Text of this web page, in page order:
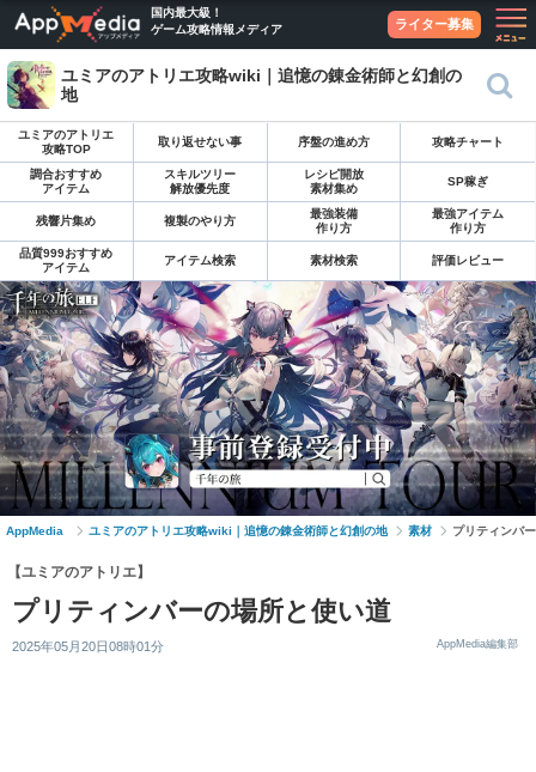
国内最大級！
ゲーム攻略情報メディア
ライター募集
ユミアのアトリエ攻略wiki｜追憶の錬金術師と幻創の
地
ユミアのアトリエ
攻略TOP
取り返せない事 序盤の進め方 攻略チャート
調合おすすめ
アイテム
スキルツリー
解放優先度
レシピ開放
素材集め
SP稼ぎ
残響片集め 複製のやり方
最強装備
作り方
最強アイテム
作り方
品質999おすすめ
アイテム
アイテム検索 素材検索 評価レビュー
AppMedia ユミアのアトリエ攻略wiki｜追憶の錬金術師と幻創の地 素材 プリティンバー
【ユミアのアトリエ】
プリティンバーの場所と使い道
2025年05月20日08時01分 AppMedia編集部